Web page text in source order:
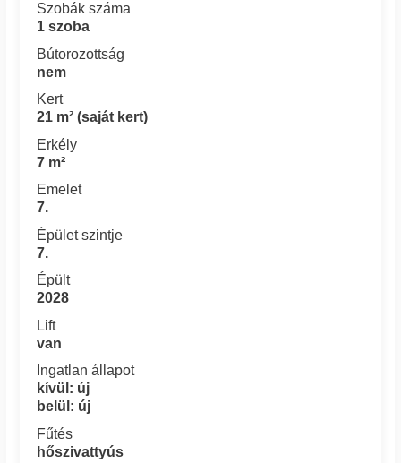
Szobák száma
1 szoba
Bútorozottság
nem
Kert
21 m² (saját kert)
Erkély
7 m²
Emelet
7.
Épület szintje
7.
Épült
2028
Lift
van
Ingatlan állapot
kívül: új
belül: új
Fűtés
hőszivattyús